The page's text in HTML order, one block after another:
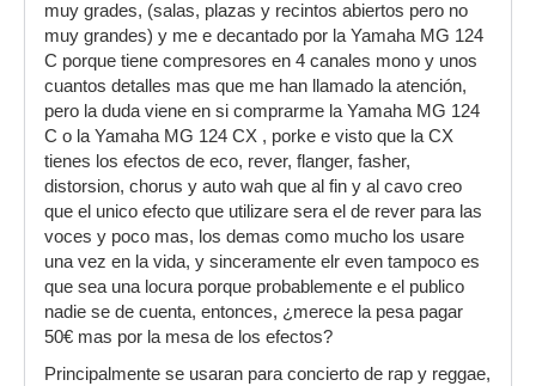
muy grades, (salas, plazas y recintos abiertos pero no
muy grandes) y me e decantado por la Yamaha MG 124
C porque tiene compresores en 4 canales mono y unos
cuantos detalles mas que me han llamado la atención,
pero la duda viene en si comprarme la Yamaha MG 124
C o la Yamaha MG 124 CX , porke e visto que la CX
tienes los efectos de eco, rever, flanger, fasher,
distorsion, chorus y auto wah que al fin y al cavo creo
que el unico efecto que utilizare sera el de rever para las
voces y poco mas, los demas como mucho los usare
una vez en la vida, y sinceramente elr even tampoco es
que sea una locura porque probablemente e el publico
nadie se de cuenta, entonces, ¿merece la pesa pagar
50€ mas por la mesa de los efectos?
Principalmente se usaran para concierto de rap y reggae,